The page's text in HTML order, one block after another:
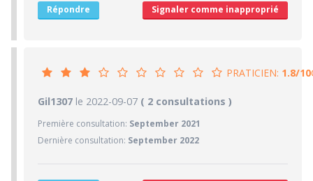
6/10 Stationnements alentours
Répondre Signaler comme inapproprié
PRATICIEN: 1.8/10
PRATICIEN1.8/10
1/10 Confiance accordée
1/10 Sympathie
Gil1307 le 2022-09-07 ( 2 consultations )
Première consultation: September 2021
Dernière consultation: September 2022